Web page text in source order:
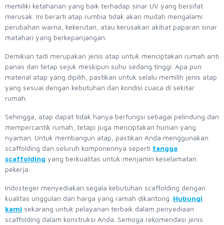
memiliki ketahanan yang baik terhadap sinar UV yang bersifat
merusak. Ini berarti atap rumbia tidak akan mudah mengalami
perubahan warna, kekerutan, atau kerusakan akibat paparan sinar
matahari yang berkepanjangan.
Demikian tadi merupakan jenis atap untuk menciptakan rumah anti
panas dan tetap sejuk meskipun suhu sedang tinggi. Apa pun
material atap yang dipilih, pastikan untuk selalu memilih jenis atap
yang sesuai dengan kebutuhan dan kondisi cuaca di sekitar
rumah.
Sehingga, atap dapat tidak hanya berfungsi sebagai pelindung dan
mempercantik rumah, tetapi juga menciptakan hunian yang
nyaman. Untuk membangun atap, pastikan Anda menggunakan
scaffolding dan seluruh komponennya seperti tangga
scaffolding yang berkualitas untuk menjamin keselamatan
pekerja.
Indosteger menyediakan segala kebutuhan scaffolding dengan
kualitas unggulan dan harga yang ramah dikantong. Hubungi
kami sekarang untuk pelayanan terbaik dalam penyediaan
scaffolding dalam konstruksi Anda. Semoga rekomendasi jenis